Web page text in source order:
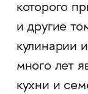
которого
и другие
кулинарии
много лет
кухни и